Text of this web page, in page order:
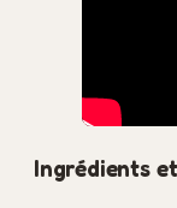
Ingrédients